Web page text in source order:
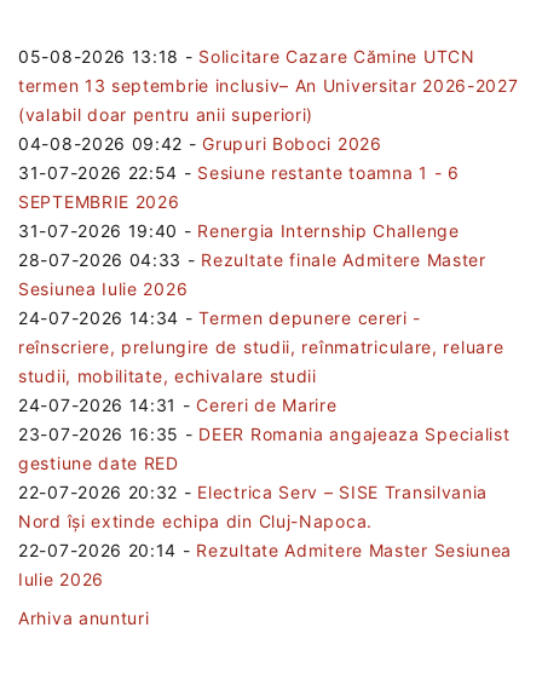
05-08-2026 13:18 - Solicitare Cazare Cămine UTCN
termen 13 septembrie inclusiv– An Universitar 2026-2027
(valabil doar pentru anii superiori)
04-08-2026 09:42 -Grupuri Boboci 2026
31-07-2026 22:54 - Sesiune restante toamna 1 - 6
SEPTEMBRIE 2026
31-07-2026 19:40 - Renergia Internship Challenge
28-07-2026 04:33 - Rezultate finale Admitere Master
Sesiunea Iulie 2026
24-07-2026 14:34 -Termen depunere cereri -
reînscriere, prelungire de studii, reînmatriculare, reluare
studii, mobilitate, echivalare studii
24-07-2026 14:31 -Cereri de Marire
23-07-2026 16:35 - DEER Romania angajeaza Specialist
gestiune date RED
22-07-2026 20:32 - Electrica Serv – SISE Transilvania
Nord își extinde echipa din Cluj-Napoca.
22-07-2026 20:14 - Rezultate Admitere Master Sesiunea
Iulie 2026
Arhiva anunturi